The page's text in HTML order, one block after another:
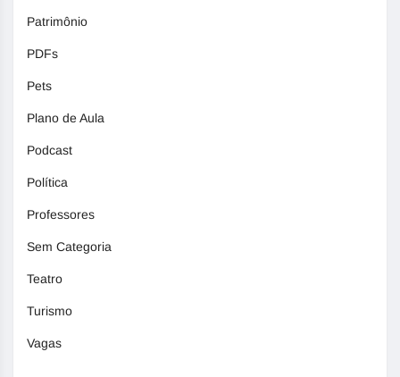
Patrimônio
PDFs
Pets
Plano de Aula
Podcast
Política
Professores
Sem Categoria
Teatro
Turismo
Vagas